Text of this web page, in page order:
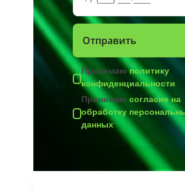
Принимаюполитику
конфиденциальности
Принимаю согласие на
обработку
данных